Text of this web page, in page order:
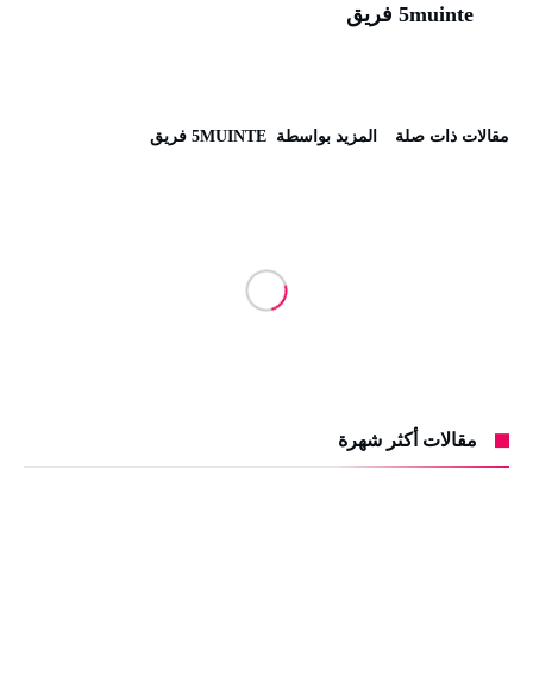
5muinte فريق
‫مقالات ذات صلة‬ ‫‫المزيد بواسطة‬ ‬ 5MUINTE فريق
مقالات أكثر شهرة